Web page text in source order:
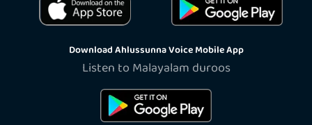
Download Ahlussunna Voice Mobile App
Listen to Malayalam duroos